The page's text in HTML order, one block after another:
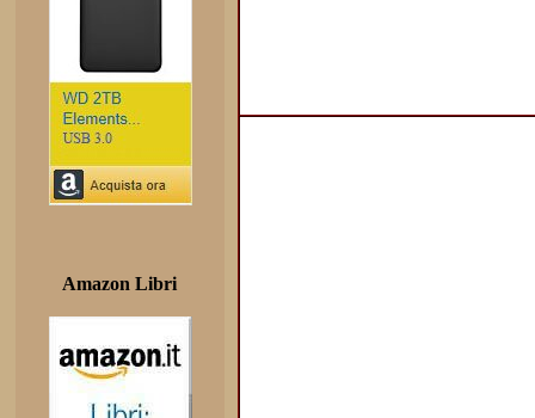
Amazon Libri